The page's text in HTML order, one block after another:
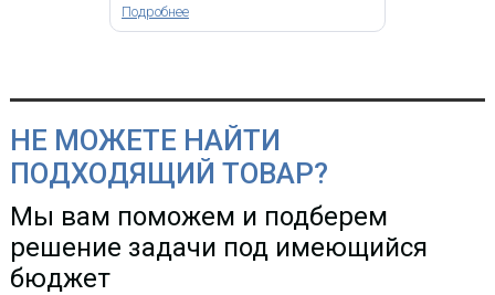
Видеотелефон Yealink
VP59
49 512.71 р.
Подробнее
НЕ МОЖЕТЕ НАЙТИ
ПОДХОДЯЩИЙ ТОВАР?
Мы вам поможем и подберем
решение задачи под имеющийся
бюджет